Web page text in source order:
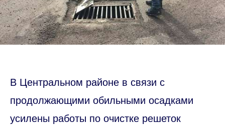
В Центральном районе в связи с
продолжающими обильными осадками
усилены работы по очистке решеток